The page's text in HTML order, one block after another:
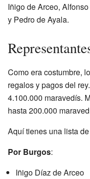
Iñigo de Arceo,
y Pedro de Ayala.
Como era costumbre,
regalos y pagos del
4.100.000 maravedís.
hasta 200.000
Aquí tienes una lista
Por Burgos:
Iñigo Díaz de Arceo